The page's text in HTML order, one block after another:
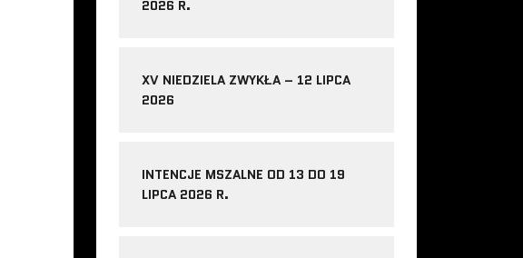
2026 R.
XV NIEDZIELA ZWYKŁA – 12 LIPCA
2026
INTENCJE MSZALNE OD 13 DO 19
LIPCA 2026 R.